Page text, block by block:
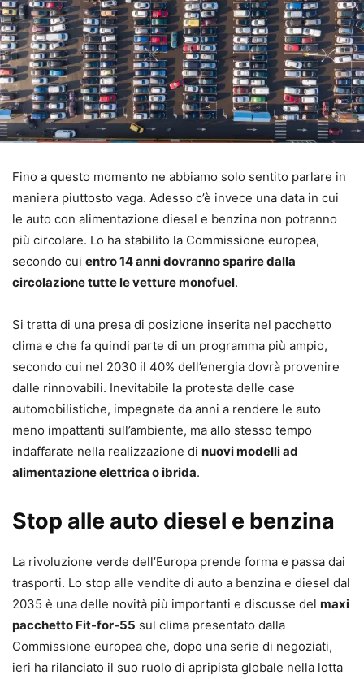
Fino a questo momento ne abbiamo solo sentito parlare in
maniera piuttosto vaga. Adesso c’è invece una data in cui
le auto con alimentazione diesel e benzina non potranno
più circolare. Lo ha stabilito la Commissione europea,
secondo cui entro 14 anni dovranno sparire dalla
circolazione tutte le vetture monofuel.
Si tratta di una presa di posizione inserita nel pacchetto
clima e che fa quindi parte di un programma più ampio,
secondo cui nel 2030 il 40% dell’energia dovrà provenire
dalle rinnovabili. Inevitabile la protesta delle case
automobilistiche, impegnate da anni a rendere le auto
meno impattanti sull’ambiente, ma allo stesso tempo
indaffarate nella realizzazione di nuovi modelli ad
alimentazione elettrica o ibrida.
Stop alle auto diesel e benzina
La rivoluzione verde dell’Europa prende forma e passa dai
trasporti. Lo stop alle vendite di auto a benzina e diesel dal
2035 è una delle novità più importanti e discusse del maxi
pacchetto Fit-for-55 sul clima presentato dalla
Commissione europea che, dopo una serie di negoziati,
ieri ha rilanciato il suo ruolo di apripista globale nella lotta